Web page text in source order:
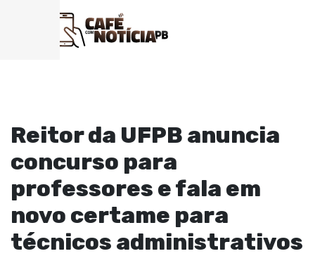
Reitor da UFPB anuncia
concurso para
professores e fala em
novo certame para
técnicos administrativos